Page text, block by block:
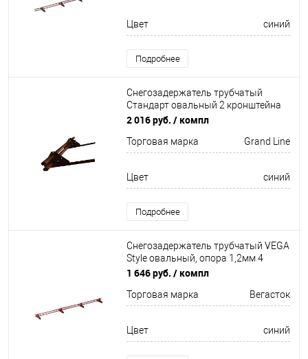
Цвет синий
Подробнее
Снегозадержатель трубчатый
Стандарт овальный 2 кронштейна
Оцинков+порошковый окрас
2 016 руб. / компл
Торговая марка Grand Line
Цвет синий
Подробнее
Снегозадержатель трубчатый VEGA
Style овальный, опора 1,2мм 4
кронштейна Оцинков+порошковый
1 646 руб. / компл
Торговая марка Вегасток
Цвет синий